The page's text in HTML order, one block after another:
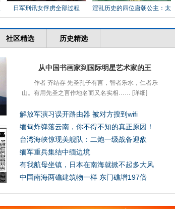
日军刑讯女俘虏全部过程
淫乱历史的四位唐朝公主：太
平